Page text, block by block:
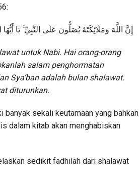
إِنَّ اللَّهَ وَمَلَائِكَتَهُ يُصَلُّونَ عَلَى النَّبِيِّ ۚ يَا أَيُّهَا
untuk Nabi. Hai orang-orang
salam penghormatan
Sya’ban adalah bulan shalawat.
diturunkan.
sekali keutamaan yang bahkan
dalam kitab akan menghabiskan
sedikit fadhilah dari shalawat